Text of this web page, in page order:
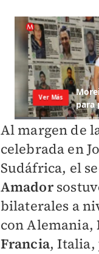
Al margen de
celebrada en
Sudáfrica, el
Amador
bilaterales a
con Alemania,
Francia, Italia,